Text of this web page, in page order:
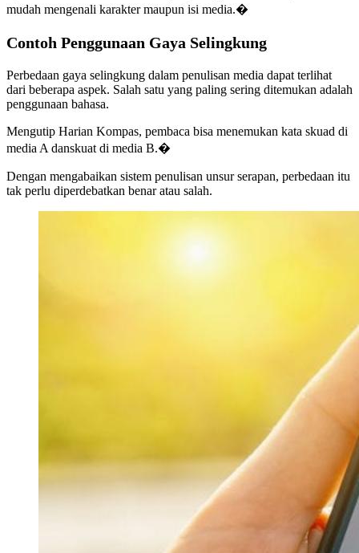
mudah mengenali karakter maupun isi media.�
Contoh Penggunaan Gaya Selingkung
Perbedaan gaya selingkung dalam penulisan media dapat terlihat
dari beberapa aspek. Salah satu yang paling sering ditemukan adalah
penggunaan bahasa.
Mengutip Harian Kompas, pembaca bisa menemukan kata skuad di
media A danskuat di media B.�
Dengan mengabaikan sistem penulisan unsur serapan, perbedaan itu
tak perlu diperdebatkan benar atau salah.